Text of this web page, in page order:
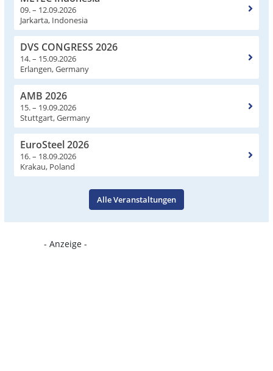
09. – 12.09.2026
Jarkarta, Indonesia
DVS CONGRESS 2026
14. – 15.09.2026
Erlangen, Germany
AMB 2026
15. – 19.09.2026
Stuttgart, Germany
EuroSteel 2026
16. – 18.09.2026
Krakau, Poland
Alle Veranstaltungen
- Anzeige -